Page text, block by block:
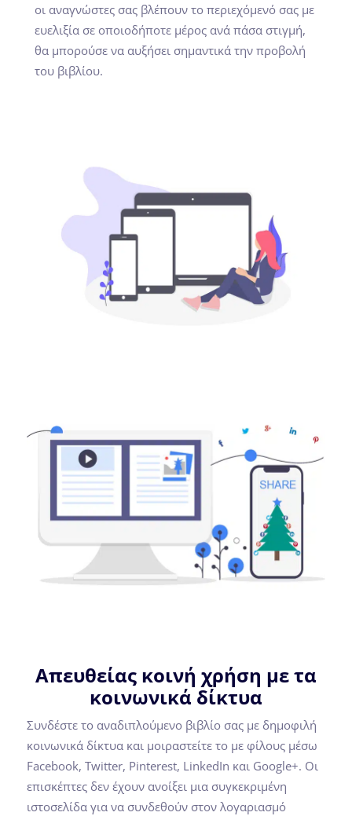
οι αναγνώστες σας βλέπουν το περιεχόμενό σας με
ευελιξία σε οποιοδήποτε μέρος ανά πάσα στιγμή,
θα μπορούσε να αυξήσει σημαντικά την προβολή
του βιβλίου.
Απευθείας κοινή χρήση με τα
κοινωνικά δίκτυα
Συνδέστε το αναδιπλούμενο βιβλίο σας με δημοφιλή
κοινωνικά δίκτυα και μοιραστείτε το με φίλους μέσω
Facebook, Twitter, Pinterest, LinkedIn και Google+. Οι
επισκέπτες δεν έχουν ανοίξει μια συγκεκριμένη
ιστοσελίδα για να συνδεθούν στον λογαριασμό